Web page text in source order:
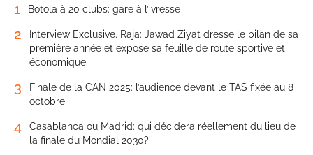
1 Botola à 20 clubs: gare à l’ivresse
2
Interview Exclusive. Raja: Jawad Ziyat dresse le bilan de sa
première année et expose sa feuille de route sportive et
économique
3
Finale de la CAN 2025: l’audience devant le TAS fixée au 8
octobre
4
Casablanca ou Madrid: qui décidera réellement du lieu de
la finale du Mondial 2030?